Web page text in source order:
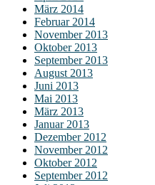
März 2014
Februar 2014
November 2013
Oktober 2013
September 2013
August 2013
Juni 2013
Mai 2013
März 2013
Januar 2013
Dezember 2012
November 2012
Oktober 2012
September 2012